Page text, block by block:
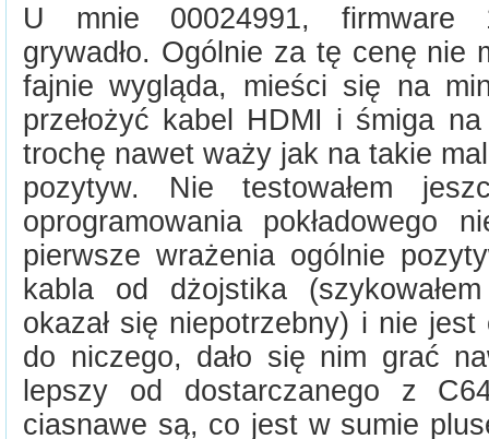
U mnie 00024991, firmware
grywadło. Ogólnie za tę cenę nie
fajnie wygląda, mieści się na
przełożyć kabel HDMI i śmiga
trochę nawet waży jak na takie
pozytyw. Nie testowałem
oprogramowania pokładowego
pierwsze wrażenia ogólnie
kabla od dżojstika
okazał się niepotrzebny) i nie jest
do niczego, dało się nim grać
lepszy od dostarczanego z
ciasnawe są, co jest w sumie